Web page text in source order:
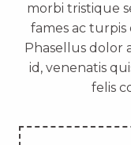
morbi tristique
fames ac
Phasellus dolor
id, venenatis
felis